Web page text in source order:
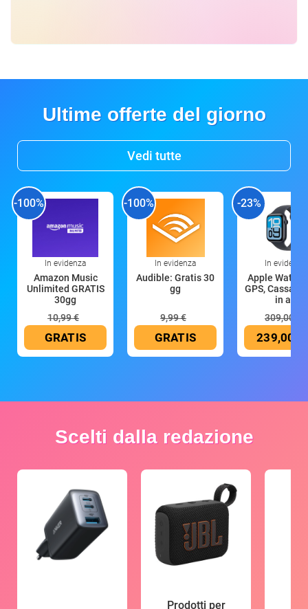
Ultime offerte del giorno
Vedi tutte
-100%
In evidenza
Amazon Music
Unlimited GRATIS
30gg
10,99 €
GRATIS
-100%
In evidenza
Audible: Gratis 30
gg
9,99 €
GRATIS
-23%
In evidenza
Apple Watch
GPS, Cassa
in all
309,00 €
239,00 €
Scelti dalla redazione
Prodotti per